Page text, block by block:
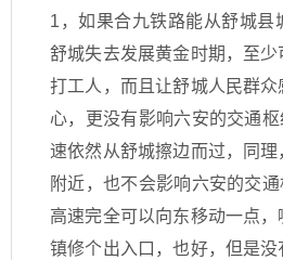
1，如果合九铁路能从舒城县
舒城失去发展黄金时期，至
打工人，而且让舒城人民群
心，更没有影响六安的交通
速依然从舒城擦边而过，同
附近，也不会影响六安的交
高速完全可以向东移动一点
镇修个出入口，也好，但是